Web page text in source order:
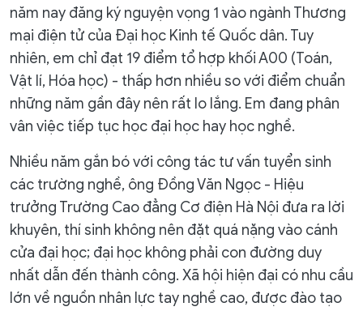
năm nay đăng ký nguyện vọng 1 vào ngành Thương
mại điện tử của Đại học Kinh tế Quốc dân. Tuy
nhiên, em chỉ đạt 19 điểm tổ hợp khối A00 (Toán,
Vật lí, Hóa học) - thấp hơn nhiều so với điểm chuẩn
những năm gần đây nên rất lo lắng. Em đang phân
vân việc tiếp tục học đại học hay học nghề.
Nhiều năm gắn bó với công tác tư vấn tuyển sinh
các trường nghề, ông Đồng Văn Ngọc - Hiệu
trưởng Trường Cao đẳng Cơ điện Hà Nội đưa ra lời
khuyên, thí sinh không nên đặt quá nặng vào cánh
cửa đại học; đại học không phải con đường duy
nhất dẫn đến thành công. Xã hội hiện đại có nhu cầu
lớn về nguồn nhân lực tay nghề cao, được đào tạo